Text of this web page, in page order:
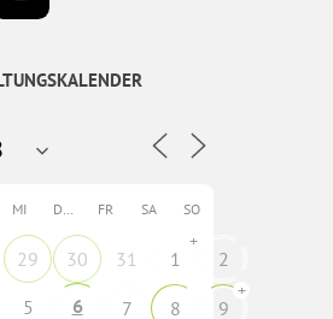
MI DO FR SA SO
29 30 31 1
+
2
5 6 7 8 9
+